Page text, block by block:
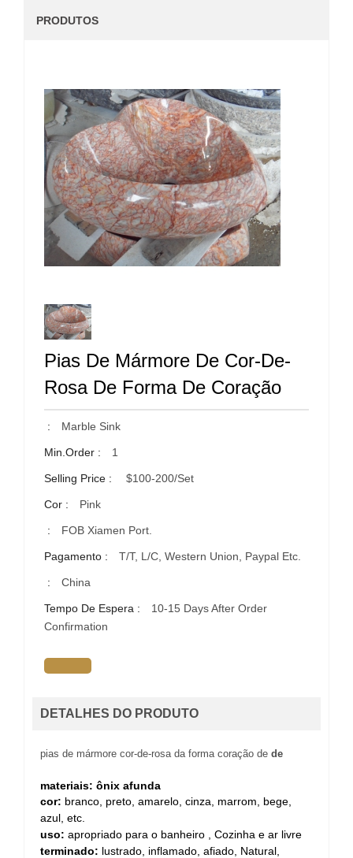
PRODUTOS
Pias De Mármore De Cor-De-
Rosa De Forma De Coração
: Marble Sink
Min.Order : 1
Selling Price : $100-200/set
Cor : Pink
: FOB Xiamen Port.
Pagamento : T/T, L/C, Western Union, Paypal Etc.
: China
Tempo De Espera :
10-15 Days After Order
Confirmation
DETALHES DO PRODUTO
pias de mármore cor-de-rosa da forma coração de de
materiais: ônix afunda
cor: branco, preto, amarelo, cinza, marrom, bege,
azul, etc.
uso: apropriado para o banheiro , Cozinha e ar livre
terminado: lustrado, inflamado, afiado, Natural,